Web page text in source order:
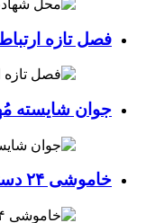
فصل تازه
جوان شایسته
خاموشی ۲۴ دستگاه ماینر فاقد مجوز در لامرد